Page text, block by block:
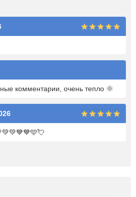
комментарии, очень тепло 🌞